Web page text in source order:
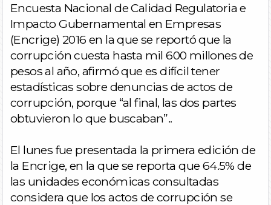
Encuesta Nacional de Calidad Regulatoria e
Impacto Gubernamental en Empresas
(Encrige) 2016 en la que se reportó que la
corrupción cuesta hasta mil 600 millones de
pesos al año, afirmó que es difícil tener
estadísticas sobre denuncias de actos de
corrupción, porque “al final, las dos partes
obtuvieron lo que buscaban”..
El lunes fue presentada la primera edición de
la Encrige, en la que se reporta que 64.5% de
las unidades económicas consultadas
considera que los actos de corrupción se